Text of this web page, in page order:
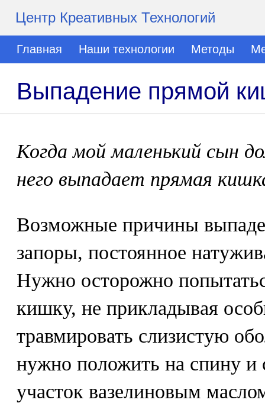
Центр Креативных Технологий
Главная Наши технологии Методы
Выпадение прямой
Когда мой маленький сын
него выпадает прямая
Возможные причины
запоры, постоянное
Нужно осторожно
кишку, не прикладывая
травмировать слизистую
нужно положить на спину и
участок вазелиновым